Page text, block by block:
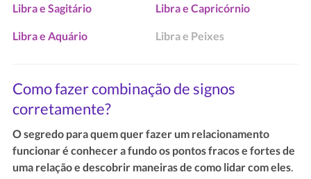
Libra e Sagitário Libra e Capricórnio
Libra e Aquário Libra e Peixes
Como fazer combinação de signos
corretamente?
O segredo para quem quer fazer um relacionamento
funcionar é conhecer a fundo os pontos fracos e fortes de
uma relação e descobrir maneiras de como lidar com eles